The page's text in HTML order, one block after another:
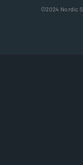
©2024 Nordic